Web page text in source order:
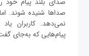
صداها شنیده شوند.
نمی‌دهد. کاربران یاد
پیام‌هایی که به‌جای